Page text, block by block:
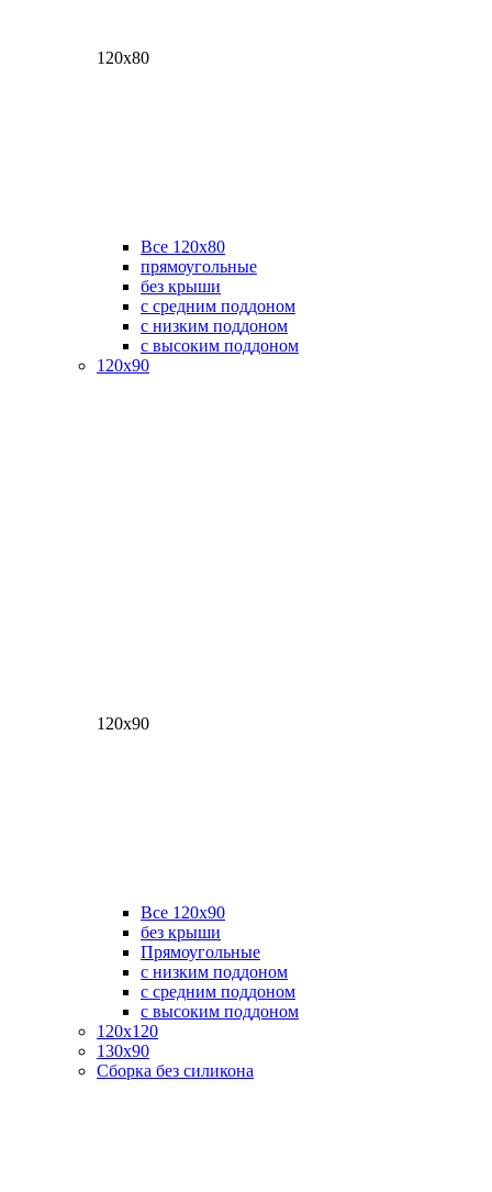
120х80
Все 120х80
прямоугольные
без крыши
с средним поддоном
с низким поддоном
с высоким поддоном
120х90
120х90
Все 120х90
без крыши
Прямоугольные
с низким поддоном
с средним поддоном
с высоким поддоном
120х120
130х90
Сборка без силикона